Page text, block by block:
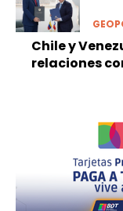
Chile y
relaciones